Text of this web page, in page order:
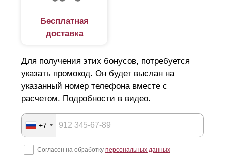
Бесплатная
доставка
Для получения этих бонусов, потребуется
указать промокод. Он будет выслан на
указанный номер телефона вместе с
расчетом. Подробности в видео.
+7
Согласен на обработку персональных данных